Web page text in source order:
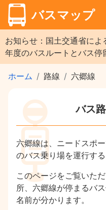
バスマップ
お知らせ：国土交通省に
年度のバスルートとバス停
ホーム 路線 六郷線
バス
六郷線は、ニードスポ
のバス乗り場を運行す
このページをご覧いた
所、六郷線が停まるバ
名前が分かります。